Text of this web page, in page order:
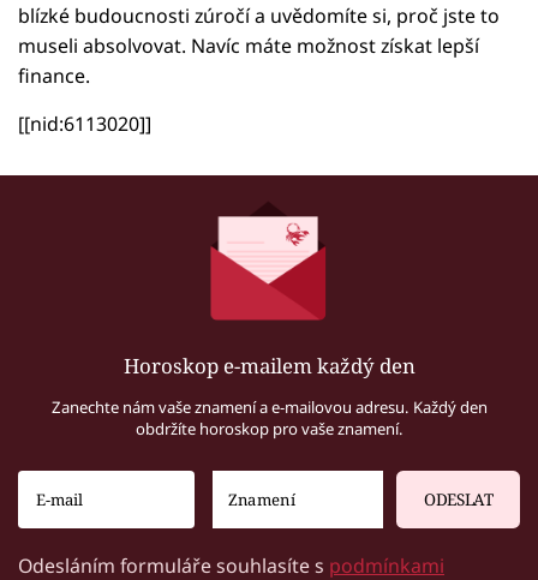
blízké budoucnosti zúročí a uvědomíte si, proč jste to
museli absolvovat. Navíc máte možnost získat lepší
finance.
[[nid:6113020]]
Horoskop e-mailem každý den
Zanechte nám vaše znamení a e-mailovou adresu. Každý den
obdržíte horoskop pro vaše znamení.
ODESLAT
Odesláním formuláře souhlasíte s podmínkami